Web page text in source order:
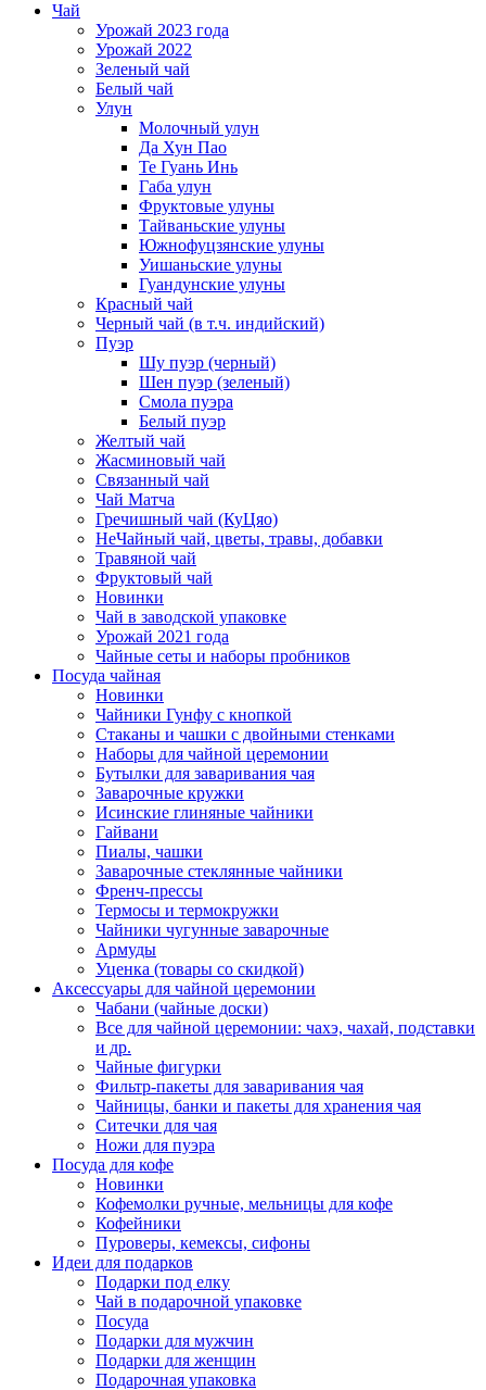
Чай
Урожай 2023 года
Урожай 2022
Зеленый чай
Белый чай
Улун
Молочный улун
Да Хун Пао
Те Гуань Инь
Габа улун
Фруктовые улуны
Тайваньские улуны
Южнофуцзянские улуны
Уишаньские улуны
Гуандунские улуны
Красный чай
Черный чай (в т.ч. индийский)
Пуэр
Шу пуэр (черный)
Шен пуэр (зеленый)
Смола пуэра
Белый пуэр
Желтый чай
Жасминовый чай
Связанный чай
Чай Матча
Гречишный чай (КуЦяо)
НеЧайный чай, цветы, травы, добавки
Травяной чай
Фруктовый чай
Новинки
Чай в заводской упаковке
Урожай 2021 года
Чайные сеты и наборы пробников
Посуда чайная
Новинки
Чайники Гунфу с кнопкой
Стаканы и чашки с двойными стенками
Наборы для чайной церемонии
Бутылки для заваривания чая
Заварочные кружки
Исинские глиняные чайники
Гайвани
Пиалы, чашки
Заварочные стеклянные чайники
Френч-прессы
Термосы и термокружки
Чайники чугунные заварочные
Армуды
Уценка (товары со скидкой)
Аксессуары для чайной церемонии
Чабани (чайные доски)
Все для чайной церемонии: чахэ, чахай, подставки
и др.
Чайные фигурки
Фильтр-пакеты для заваривания чая
Чайницы, банки и пакеты для хранения чая
Ситечки для чая
Ножи для пуэра
Посуда для кофе
Новинки
Кофемолки ручные, мельницы для кофе
Кофейники
Пуроверы, кемексы, сифоны
Идеи для подарков
Подарки под елку
Чай в подарочной упаковке
Посуда
Подарки для мужчин
Подарки для женщин
Подарочная упаковка